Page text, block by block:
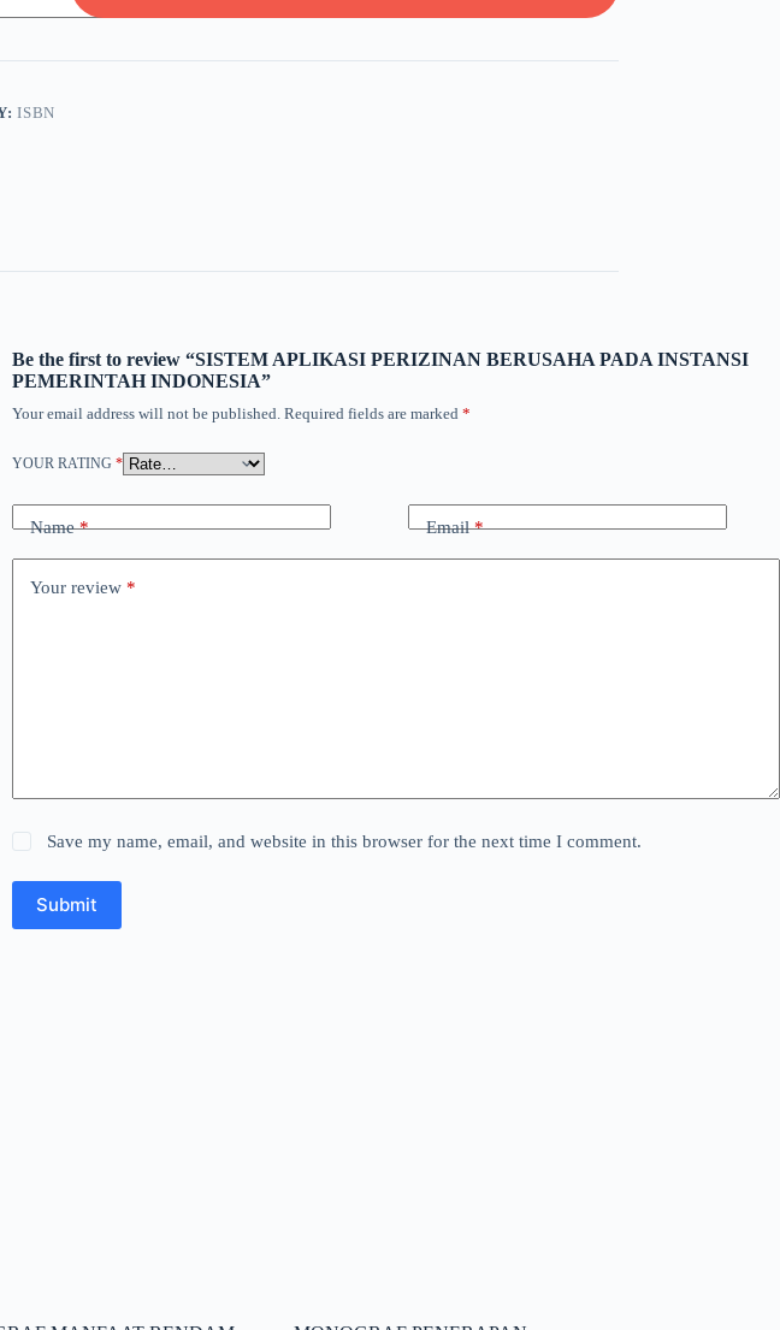
ISBN
Be the first to review “SISTEM APLIKASI PERIZINAN BERUSAHA PADA INSTANSI
PEMERINTAH INDONESIA”
Your email address will not be published. Required fields are marked *
YOUR RATING *
Name* Email*
Your review *
Save my name, email, and website in this browser for the next time I comment.
Submit